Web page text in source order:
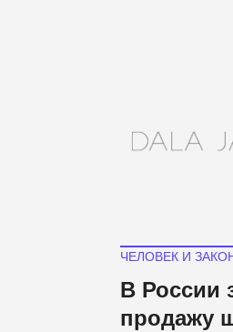
ЧЕЛОВЕК И
В России
продажу